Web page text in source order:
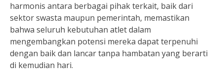
harmonis antara berbagai pihak terkait, baik dari
sektor swasta maupun pemerintah, memastikan
bahwa seluruh kebutuhan atlet dalam
mengembangkan potensi mereka dapat terpenuhi
dengan baik dan lancar tanpa hambatan yang berarti
di kemudian hari.